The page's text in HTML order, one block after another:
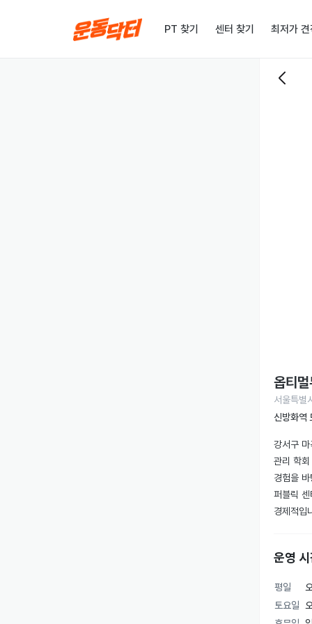
PT 찾기 센터 찾기 최저가
옵티
서울특
신방화역
강서구
관리 학
경험을
퍼블릭
운영
평일
토요일